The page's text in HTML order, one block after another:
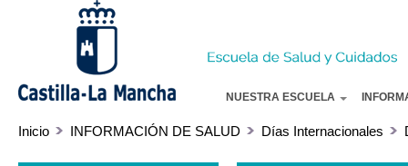
NUESTRA ESCUELA
Inicio INFORMACIÓN DE SALUD Días Internacionales